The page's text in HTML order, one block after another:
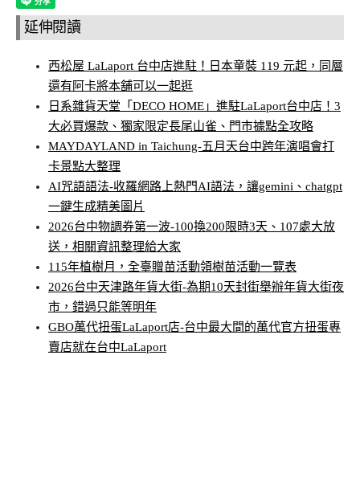
延伸閱讀
西松屋 LaLaport 台中店進駐！日本童裝 119 元起，同層
還有阿卡將本舖可以一起逛
日系雜貨天堂「DECO HOME」進駐LaLaport台中店！3
大必買爆款、獨家限定長尾山雀、門市據點全攻略
MAYDAYLAND in Taichung-五月天台中跨年演唱會打
卡景點大整理
AI咒語語法-收羅網路上熱門AI語法，讓gemini、chatgpt
一鍵生成精美圖片
2026台中物調券第一波-100換200限時3天、107處大放
送，相關資訊整理給大家
115年植樹月，全臺贈苗活動領樹苗活動一覽表
2026台中天津路年貨大街-為期10天封街舉辦年貨大街夜
市，錯過只能等明年
GBO萬代扭蛋LaLaport店-台中最大間的萬代官方扭蛋專
賣店就在台中LaLaport